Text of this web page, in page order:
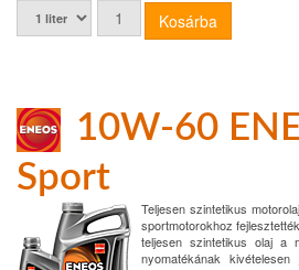
10W-60
Sport
Teljesen szintetikus
sportmotorokhoz
teljesen szintetikus olaj a
nyomatékának